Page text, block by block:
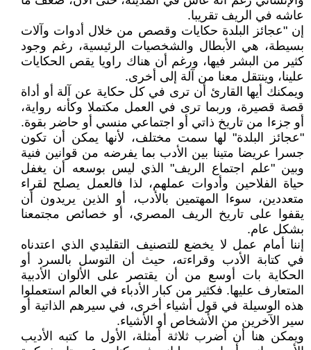
عاشه في الريف تقريبا.
إن "عجائز البلدة حكايات وقصص من خلال أدوات وآلات
بسيطة، هي الأبطال والشخصيات الرئيسية، رغم وجود
كثير من البشر فيها، ورغم أن هناك راويا يقص الحكايات
علينا، وينتقل معنا من آلة إلى أخرى.
ويمكنك أيها القارئ أن ترى في كل حكاية عن آلة أو أداة
قصة قصيرة، وربما ترى في العمل مكتملا وكأنه رواية،
أو جزءا من تاريخ ذاتي أو اجتماعي منسي أو حاضر بقوة.
"عجائز البلدة" لها سمت مختلف، لأنها يمكن أن تكون
جسرا عريضا متينا بين الأدب بما يفرضه من قوانين فنية
وبين "علم اجتماع الريف" الذي ليس بوسعه أن يغفل
حياة الفلاحين وأدوات عملهم، لذا فالعمل يصلح لقراء
متعددين، سوءا المهتمين بالأدب، أو الذين يريدون أن
يقفوا على تاريخ الريف المصري، أو خصائص مجتمعنا
بشكل عام.
إننا أمام عمل لا يخضع للتصنيف التقليدي الذي اعتدناه
في كتابة الأدب وقراءته، حيث أن التوسل بالسرد أو
الحكاية بات أوسع من أن يقتصر على الألوان الأدبية
المتعارف عليها. فكثير من كبار الأدباء في العالم استعملوا
هذه الوسيلة في قول أشياء أخرى، في سيرهم الذاتية أو
سير الآخرين من الأشخاص أو الأشياء.
ويمكن هنا أن أضرب ثلاثة أمثلة، الأول ما كتبه الأديب